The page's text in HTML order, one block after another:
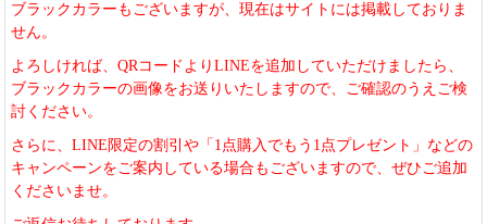
ブラックカラーもございますが、現在はサイトには掲載しておりま
せん。
よろしければ、QRコードよりLINEを追加していただけましたら、
ブラックカラーの画像をお送りいたしますので、ご確認のうえご検
討ください。
さらに、LINE限定の割引や「1点購入でもう1点プレゼント」などの
キャンペーンをご案内している場合もございますので、ぜひご追加
くださいませ。